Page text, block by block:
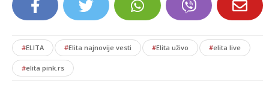
#ELITA #Elita najnovije vesti #Elita uživo #elita live
#elita pink.rs